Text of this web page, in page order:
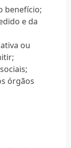
benefício;
e da
ou
órgãos